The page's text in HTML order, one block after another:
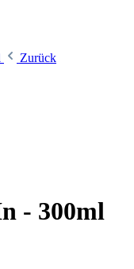
Zurück
- 300ml